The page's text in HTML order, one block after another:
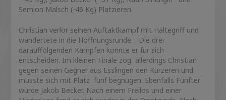
Semion Malsch (-46 Kg) Platzieren.
Christian verlor seinen Auftaktkampf mit Haltegriff und
wandertete in die Hoffnungsrunde . Die drei
darauffolgenden Kämpfen konnte er für sich
entscheiden. Im kleinen Finale zog allerdings Christian
gegen seinen Gegner aus Esslingen den Kürzeren und
musste sich mit Platz fünf begnügen. Ebenfalls Fünfter
wurde Jakob Becker. Nach einem Freilos und einer